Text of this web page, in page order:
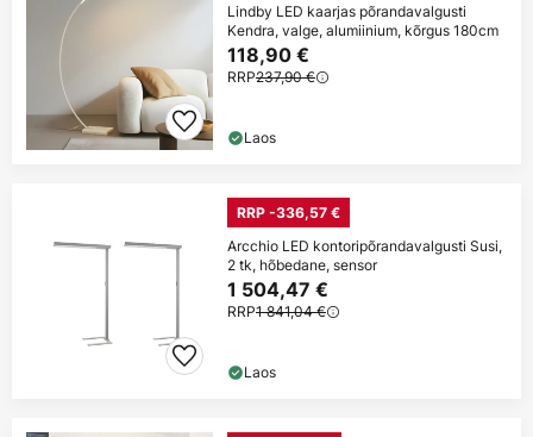
Lindby LED kaarjas põrandavalgusti
Kendra, valge, alumiinium, kõrgus 180cm
118,90 €
RRP237,90 €
Laos
RRP -336,57 €
Arcchio LED kontoripõrandavalgusti Susi,
2 tk, hõbedane, sensor
1 504,47 €
RRP1 841,04 €
Laos